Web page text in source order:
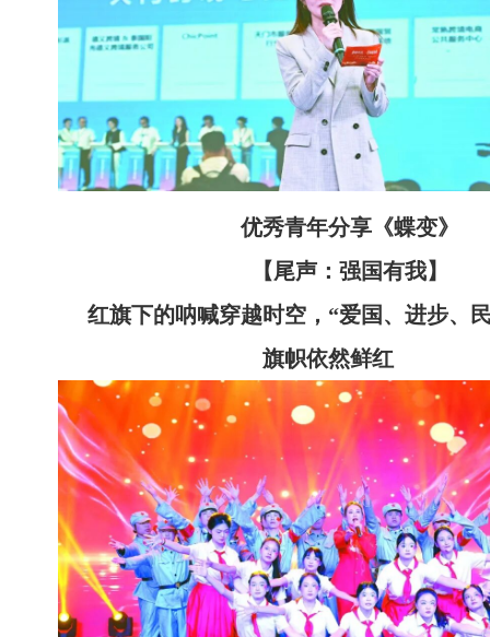
优秀青年分享《蝶变》
【尾声：强国有我】
红旗下的呐喊穿越时空，“爱国、进步、
旗帜依然鲜红